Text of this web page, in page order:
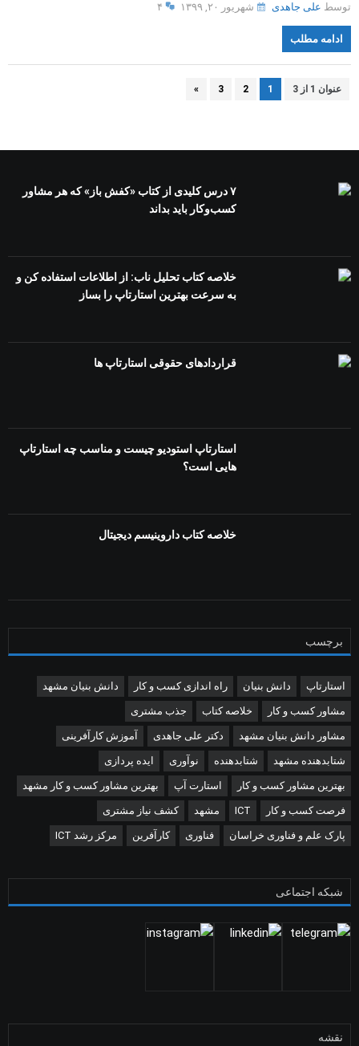
توسط علی جاهدی شهریور ۲۰, ۱۳۹۹ ۴
ادامه مطلب
عنوان 1 از 3 1
2
3
»
۷ درس کلیدی از کتاب «کفش باز» که هر مشاور
کسب‌وکار باید بداند
خلاصه کتاب تحلیل ناب: از اطلاعات استفاده کن و
به سرعت بهترین استارتاپ را بساز
قراردادهای حقوقی استارتاپ ها
استارتاپ استودیو چیست و مناسب چه استارتاپ
هایی است؟
خلاصه کتاب داروینیسم دیجیتال
برچسب
استارتاپ دانش بنیان راه اندازی کسب و کار دانش بنیان مشهد
مشاور کسب و کار خلاصه کتاب جذب مشتری
مشاور دانش بنیان مشهد دکتر علی جاهدی آموزش کارآفرینی
شتابدهنده مشهد شتابدهنده نوآوری ایده پردازی
بهترین مشاور کسب و کار استارت آپ بهترین مشاور کسب و کار مشهد
فرصت کسب و کار ICT مشهد کشف نیاز مشتری
پارک علم و فناوری خراسان فناوری کارآفرین مرکز رشد ICT
شبکه اجتماعی
نقشه